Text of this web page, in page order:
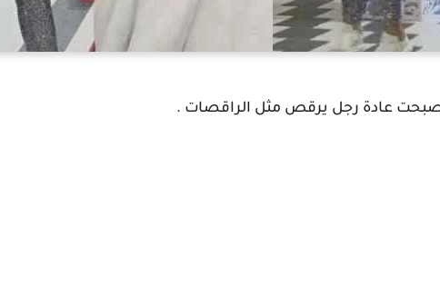
عادة رجل يرقص مثل الراقصات .